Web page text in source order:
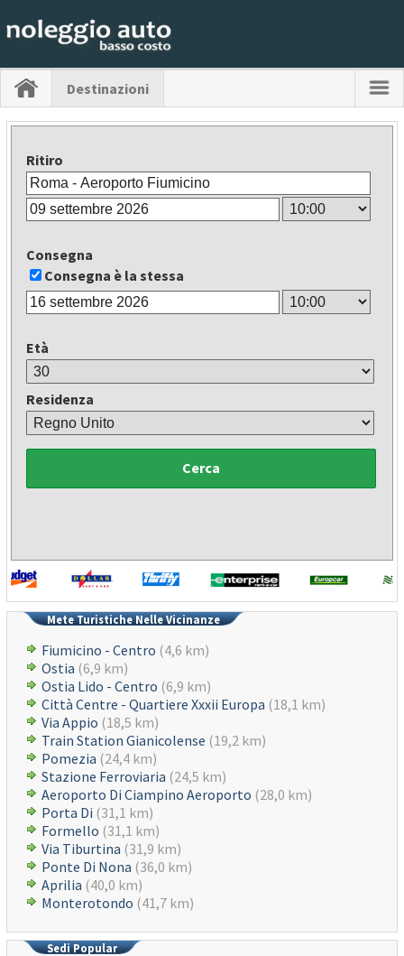
Destinazioni
Ritiro
Consegna
Consegna è la stessa
Età
Residenza
Cerca
Mete Turistiche Nelle Vicinanze
Fiumicino - Centro (4,6 km)
Ostia (6,9 km)
Ostia Lido - Centro (6,9 km)
Città Centre - Quartiere Xxxii Europa (18,1 km)
Via Appio (18,5 km)
Train Station Gianicolense (19,2 km)
Pomezia (24,4 km)
Stazione Ferroviaria (24,5 km)
Aeroporto Di Ciampino Aeroporto (28,0 km)
Porta Di (31,1 km)
Formello (31,1 km)
Via Tiburtina (31,9 km)
Ponte Di Nona (36,0 km)
Aprilia (40,0 km)
Monterotondo (41,7 km)
Sedi Popular